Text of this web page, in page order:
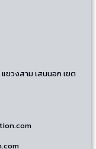
ขวงสาม เสนนอก เขต